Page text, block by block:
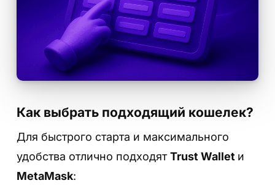
Как выбрать подходящий кошелек?
Для быстрого старта и максимального
удобства отлично подходятTrust Wallet и
MetaMask: